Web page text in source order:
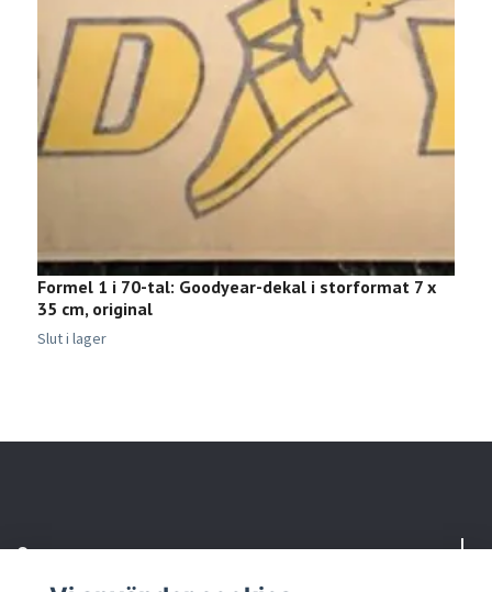
Formel 1 i 70-tal: Goodyear-dekal i storformat 7 x
35 cm, original
Slut i lager
Om oss